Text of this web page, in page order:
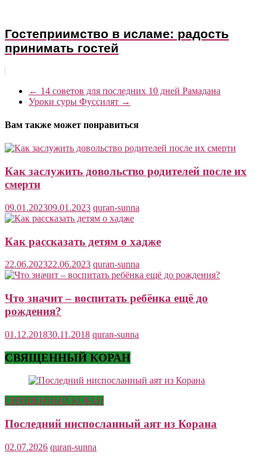
Гостеприимство в исламе: радость
принимать гостей
← 14 советов для последних 10 дней Рамадана
Уроки суры Фуссилят →
Вам также может понравиться
Как заслужить довольство родителей после их
смерти
09.01.202309.01.2023 quran-sunna
Как рассказать детям о хадже
22.06.202322.06.2023 quran-sunna
Что значит – воспитать ребёнка ещё до
рождения?
01.12.201830.11.2018 quran-sunna
СВЯЩЕННЫЙ КОРАН
СВЯЩЕННЫЙ КОРАН
Последний ниспосланный аят из Корана
02.07.2026 quran-sunna